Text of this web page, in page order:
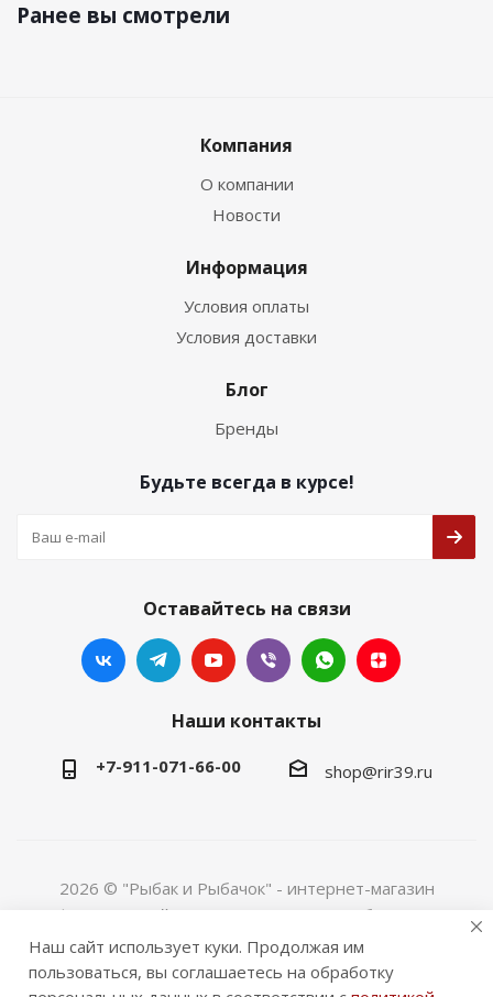
Ранее вы смотрели
Компания
О компании
Новости
Информация
Условия оплаты
Условия доставки
Блог
Бренды
Будьте всегда в курсе!
Оставайтесь на связи
Наши контакты
+7-911-071-66-00 shop@rir39.ru
2026 © "Рыбак и Рыбачок" - интернет-магазин
Информация сайта защищена законом об авторских
правах. Индивидуальный предприниматель Рогов
Сергей Юрьевич. ИНН 390600967290. ОГРНИП
Наш сайт использует куки. Продолжая им
пользоваться, вы соглашаетесь на обработку